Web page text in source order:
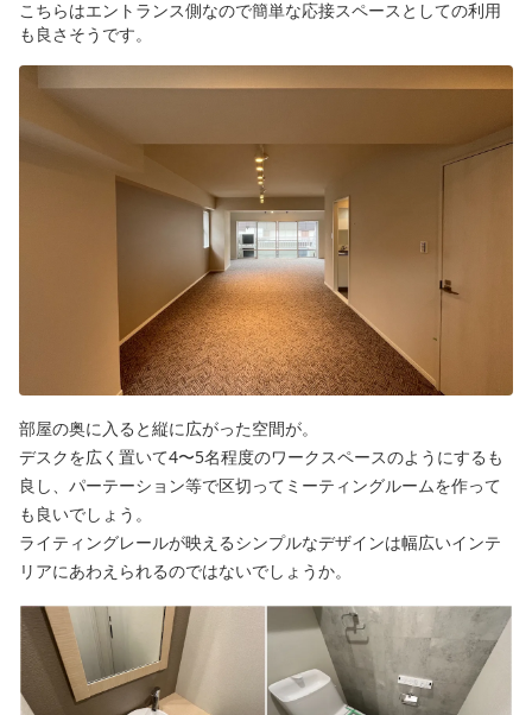
こちらはエントランス側なので簡単な応接スペースとしての利用
も良さそうです。
部屋の奥に入ると縦に広がった空間が。
デスクを広く置いて4〜5名程度のワークスペースのようにするも
良し、パーテーション等で区切ってミーティングルームを作って
も良いでしょう。
ライティングレールが映えるシンプルなデザインは幅広いインテ
リアにあわえられるのではないでしょうか。